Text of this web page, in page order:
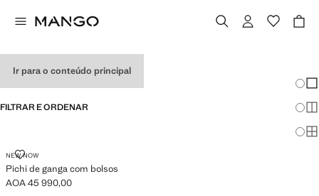
Ir para o conteúdo principal
FILTRAR E ORDENAR
NEW NOW
Pichi de ganga com bolsos
PICHI DE GANGA COM BOLSOS
Preço atual [AOA 45 990,00 ]
AOA 45 990,00